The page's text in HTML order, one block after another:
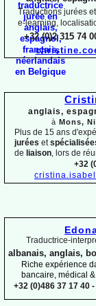
Traductions jurées
e- learning,
+32 (0)2 315
anglais,
à Mons,
Plus de 15 ans
jurées et
de liaison, lors de
+32
Traductrice-
albanais, anglais,
Riche expérience
bancaire, médical
+32 (0)486 37 17 40 -